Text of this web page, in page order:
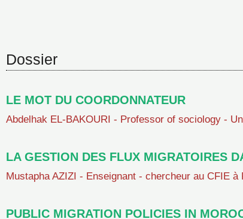
Dossier
LE MOT DU COORDONNATEUR
Abdelhak EL-BAKOURI - Professor of sociology -
LA GESTION DES FLUX MIGRATOIRES
Mustapha AZIZI - Enseignant - chercheur au CFIE à
PUBLIC MIGRATION POLICIES IN